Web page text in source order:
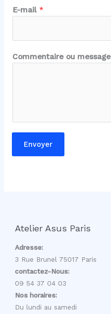
E
-
a
i
l
a
g
e
E-mail *
Commentaire ou message
Envoyer
Atelier Asus Paris
Adresse:
3 Rue Brunel 75017 Paris
contactez-Nous:
09 54 37 04 03
Nos horaires:
Du lundi au samedi